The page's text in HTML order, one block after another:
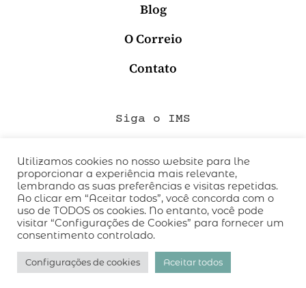
Blog
O Correio
Contato
Siga o IMS
QUEM SOMOS
CÓDIGO DE CONDUTA
POLÍTICA DE PRIVACIDADE
TERMOS DE USO
desenvolvido pelo
Utilizamos cookies no nosso website para lhe
proporcionar a experiência mais relevante,
lembrando as suas preferências e visitas repetidas.
Ao clicar em “Aceitar todos”, você concorda com o
uso de TODOS os cookies. No entanto, você pode
visitar “Configurações de Cookies” para fornecer um
consentimento controlado.
Configurações de cookies Aceitar todos